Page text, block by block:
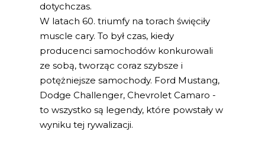
dotychczas.
W latach 60. triumfy na torach święciły
muscle cary. To był czas, kiedy
producenci samochodów konkurowali
ze sobą, tworząc coraz szybsze i
potężniejsze samochody. Ford Mustang,
Dodge Challenger, Chevrolet Camaro -
to wszystko są legendy, które powstały w
wyniku tej rywalizacji.